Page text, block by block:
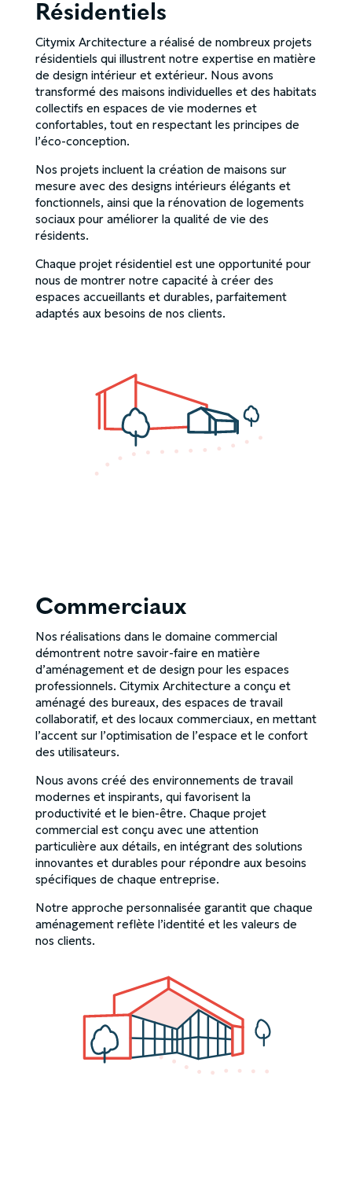
Résidentiels
Citymix Architecture a réalisé de nombreux projets
résidentiels qui illustrent notre expertise en matière
de design intérieur et extérieur. Nous avons
transformé des maisons individuelles et des habitats
collectifs en espaces de vie modernes et
confortables, tout en respectant les principes de
l’éco-conception.
Nos projets incluent la création de maisons sur
mesure avec des designs intérieurs élégants et
fonctionnels, ainsi que la rénovation de logements
sociaux pour améliorer la qualité de vie des
résidents.
Chaque projet résidentiel est une opportunité pour
nous de montrer notre capacité à créer des
espaces accueillants et durables, parfaitement
adaptés aux besoins de nos clients.
Commerciaux
Nos réalisations dans le domaine commercial
démontrent notre savoir-faire en matière
d’aménagement et de design pour les espaces
professionnels. Citymix Architecture a conçu et
aménagé des bureaux, des espaces de travail
collaboratif, et des locaux commerciaux, en mettant
l’accent sur l’optimisation de l’espace et le confort
des utilisateurs.
Nous avons créé des environnements de travail
modernes et inspirants, qui favorisent la
productivité et le bien-être. Chaque projet
commercial est conçu avec une attention
particulière aux détails, en intégrant des solutions
innovantes et durables pour répondre aux besoins
spécifiques de chaque entreprise.
Notre approche personnalisée garantit que chaque
aménagement reflète l’identité et les valeurs de
nos clients.